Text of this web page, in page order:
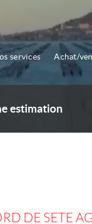
services Achat/
estimation
DE SETE